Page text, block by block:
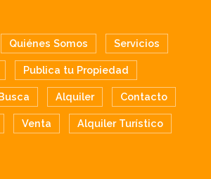
Quiénes Somos Servicios
Publica tu Propiedad
Alquiler Contacto
Venta Alquiler Turístico